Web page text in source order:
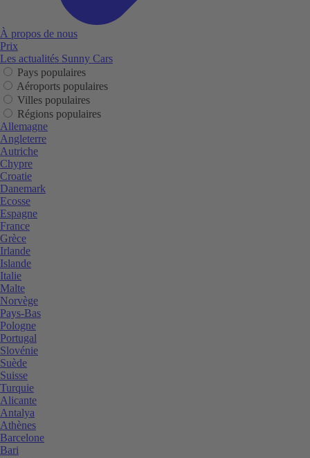
À propos de nous
Prix
Les actualités Sunny Cars
Pays populaires
Aéroports populaires
Villes populaires
Régions populaires
Allemagne
Angleterre
Autriche
Chypre
Croatie
Danemark
Ecosse
Espagne
France
Grèce
Irlande
Islande
Italie
Malte
Norvège
Pays-Bas
Pologne
Portugal
Slovénie
Suède
Suisse
Turquie
Alicante
Antalya
Athènes
Barcelone
Bari